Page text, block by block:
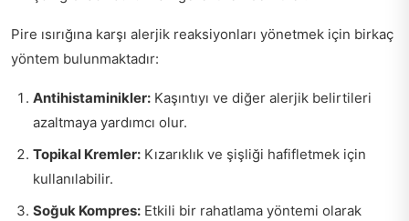
Pire ısırığına karşı alerjik reaksiyonları yönetmek için birkaç
yöntem bulunmaktadır:
Antihistaminikler: Kaşıntıyı ve diğer alerjik belirtileri
azaltmaya yardımcı olur.
Topikal Kremler: Kızarıklık ve şişliği hafifletmek için
kullanılabilir.
Soğuk Kompres: Etkili bir rahatlama yöntemi olarak